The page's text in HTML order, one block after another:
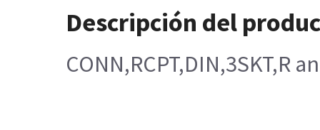
Descripción del
CONN,RCPT,DIN,3SKT,R